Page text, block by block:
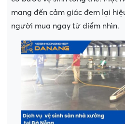
mang đến cảm giác đem lại
người mua ngay từ điểm nhìn.